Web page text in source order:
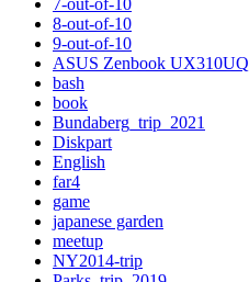
8-out-of-10
9-out-of-10
ASUS Zenbook UX310UQ
bash
book
Bundaberg_trip_2021
Diskpart
English
far4
game
japanese garden
meetup
NY2014-trip